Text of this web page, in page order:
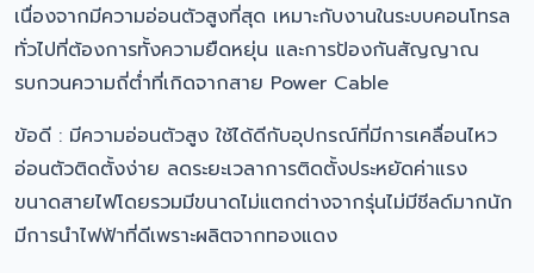
เนื่องจากมีความอ่อนตัวสูงที่สุด เหมาะกับงานในระบบคอนโทรล
ทั่วไปที่ต้องการทั้งความยืดหยุ่น และการป้องกันสัญญาณ
รบกวนความถี่ต่ำที่เกิดจากสาย Power Cable
ข้อดี : มีความอ่อนตัวสูง ใช้ได้ดีกับอุปกรณ์ที่มีการเคลื่อนไหว
อ่อนตัวติดตั้งง่าย ลดระยะเวลาการติดตั้งประหยัดค่าแรง
ขนาดสายไฟโดยรวมมีขนาดไม่แตกต่างจากรุ่นไม่มีชีลด์มากนัก
มีการนำไฟฟ้าที่ดีเพราะผลิตจากทองแดง